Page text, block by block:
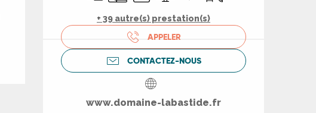
+ 39 autre(s) prestation(s)
APPELER
CONTACTEZ-NOUS
www.domaine-labastide.fr